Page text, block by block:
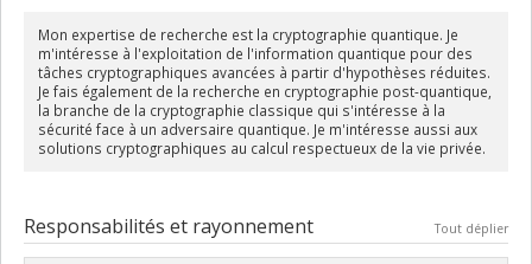
Mon expertise de recherche est la cryptographie quantique. Je
m'intéresse à l'exploitation de l'information quantique pour des
tâches cryptographiques avancées à partir d'hypothèses réduites.
Je fais également de la recherche en cryptographie post-quantique,
la branche de la cryptographie classique qui s'intéresse à la
sécurité face à un adversaire quantique. Je m'intéresse aussi aux
solutions cryptographiques au calcul respectueux de la vie privée.
Responsabilités et rayonnement Tout déplier